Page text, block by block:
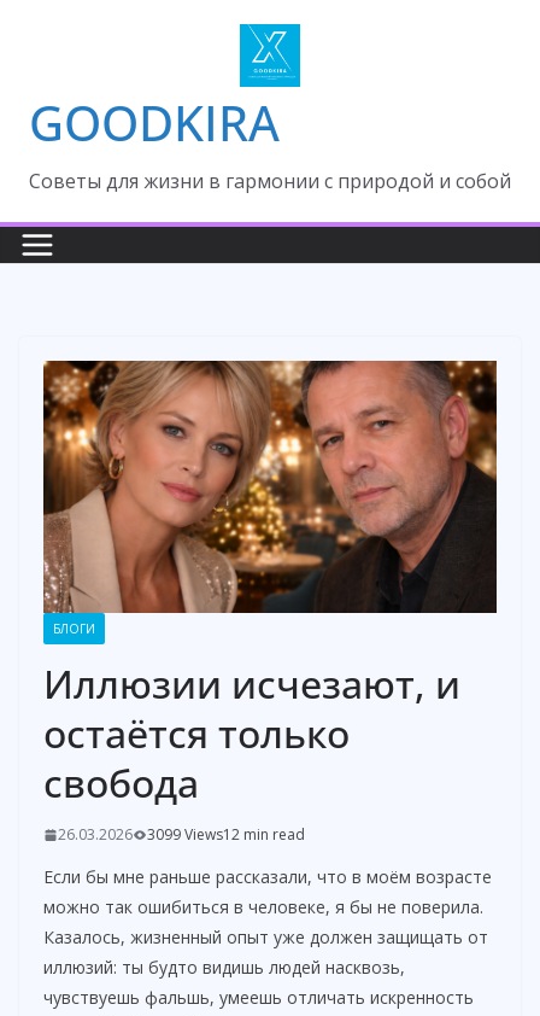
GOODKIRA
Cоветы для жизни в гармонии с природой и собой
БЛОГИ
Иллюзии исчезают, и
остаётся только
свобода
26.03.2026 3099 Views12 min read
Если бы мне раньше рассказали, что в моём возрасте
можно так ошибиться в человеке, я бы не поверила.
Казалось, жизненный опыт уже должен защищать от
иллюзий: ты будто видишь людей насквозь,
чувствуешь фальшь, умеешь отличать искренность